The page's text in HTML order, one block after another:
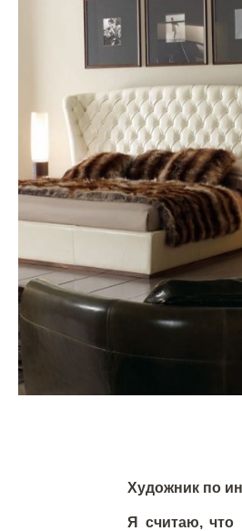
Художник по
Я считаю, что